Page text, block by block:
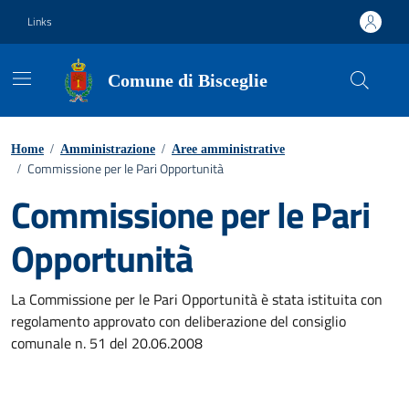
Links
Comune di Bisceglie
Home / Amministrazione / Aree amministrative
/ Commissione per le Pari Opportunità
Commissione per le Pari
Opportunità
La Commissione per le Pari Opportunità è stata istituita con
regolamento approvato con deliberazione del consiglio
comunale n. 51 del 20.06.2008